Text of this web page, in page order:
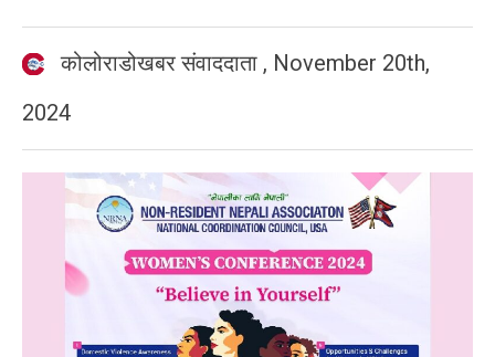
कोलोराडोखबर संवाददाता , November 20th,
2024